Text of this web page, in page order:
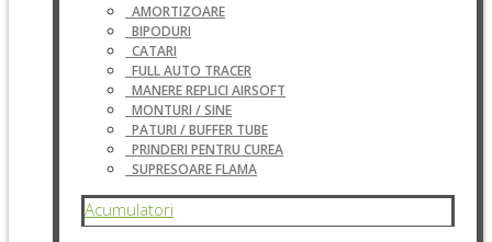
AMORTIZOARE
BIPODURI
CATARI
FULL AUTO TRACER
MANERE REPLICI AIRSOFT
MONTURI / SINE
PATURI / BUFFER TUBE
PRINDERI PENTRU CUREA
SUPRESOARE FLAMA
Acumulatori